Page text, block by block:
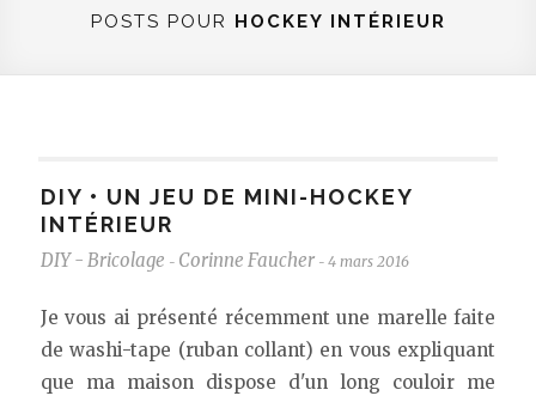
POSTS POUR HOCKEY INTÉRIEUR
DIY • UN JEU DE MINI-HOCKEY
INTÉRIEUR
DIY - Bricolage - Corinne Faucher - 4 mars 2016
Je vous ai présenté récemment une marelle faite
de washi-tape (ruban collant) en vous expliquant
que ma maison dispose d'un long couloir me